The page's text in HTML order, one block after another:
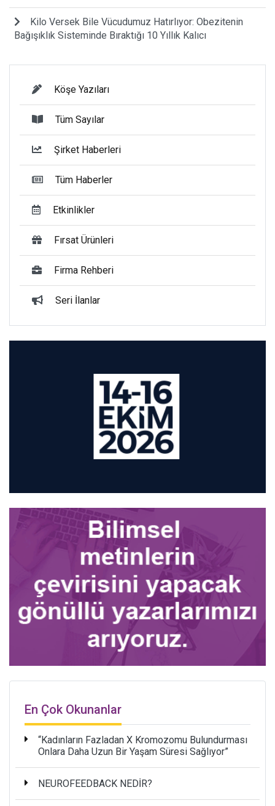
Kilo Versek Bile Vücudumuz Hatırlıyor: Obezitenin
Bağışıklık Sisteminde Bıraktığı 10 Yıllık Kalıcı
Köşe Yazıları
Tüm Sayılar
Şirket Haberleri
Tüm Haberler
Etkinlikler
Fırsat Ürünleri
Firma Rehberi
Seri İlanlar
En Çok Okunanlar
“Kadınların Fazladan X Kromozomu Bulundurması
Onlara Daha Uzun Bir Yaşam Süresi Sağlıyor”
NEUROFEEDBACK NEDİR?